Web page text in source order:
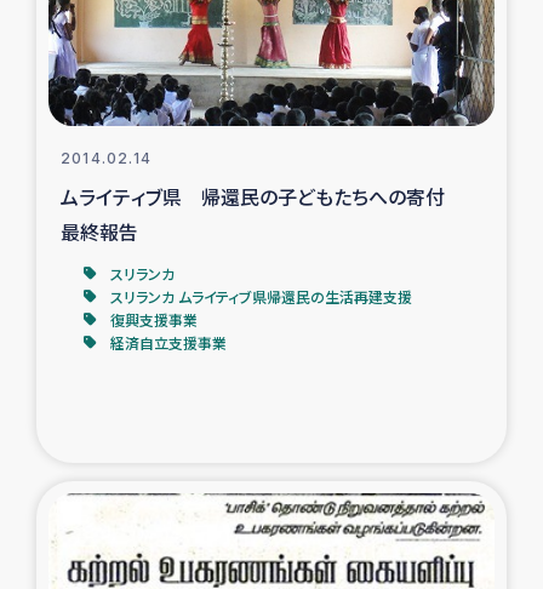
レバノンでのシリア難民への食糧・越冬支援
レバノンにおける緊急支援
レバノンでのシリア難民・レバノン人への農業支援
海外ルーツの市民との共生
復興応援隊の活動
仮設住宅生活支援・農業復興支援
2014.02.14
ムライティブ県 帰還民の子どもたちへの寄付
最終報告
スリランカ
スリランカ ムライティブ県帰還民の生活再建支援
復興支援事業
経済自立支援事業